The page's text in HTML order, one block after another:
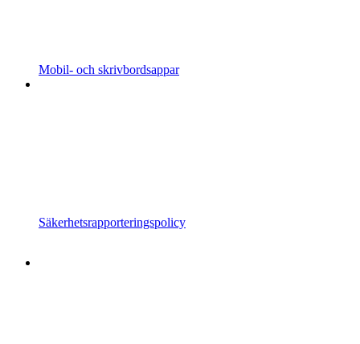
Mobil- och skrivbordsappar
Säkerhetsrapporteringspolicy